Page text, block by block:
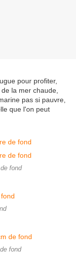
pour profiter,
la mer chaude,
pas si pauvre,
que l'on peut
fond
fond